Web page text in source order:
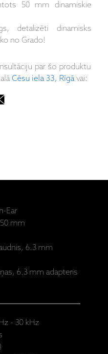
50 mm dinamiskie
detalizēti dinamisks
no Grado!
par šo produktu
Cēsu iela 33, Rīgāvai:
Ear
mm
6.3 mm
6.3 mm adapteris
- 30 kHz